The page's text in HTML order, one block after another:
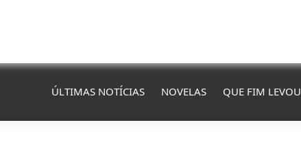
ÚLTIMAS NOTÍCIAS NOVELAS QUE FIM LEVOU